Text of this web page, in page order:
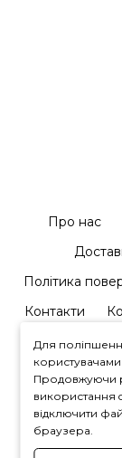
Про нас
Політика
Контакти
Для
Продовжуючи
використання
відключити
браузера.